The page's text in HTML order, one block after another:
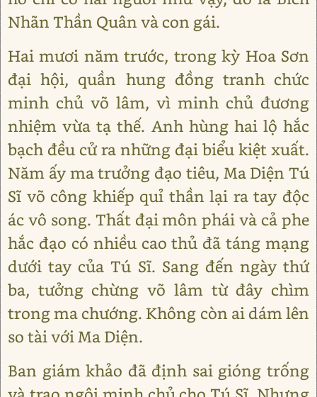
Nhãn Thần Quân và con gái.
Hai mươi năm trước, trong kỳ Hoa Sơn
đại hội, quần hung đồng tranh chức
minh chủ võ lâm, vì minh chủ đương
nhiệm vừa tạ thế. Anh hùng hai lộ hắc
bạch đều cử ra những đại biểu kiệt xuất.
Năm ấy ma trưởng đạo tiêu, Ma Diện Tú
Sĩ võ công khiếp quỉ thần lại ra tay độc
ác vô song. Thất đại môn phái và cả phe
hắc đạo có nhiều cao thủ đã táng mạng
dưới tay của Tú Sĩ. Sang đến ngày thứ
ba, tưởng chừng võ lâm từ đây chìm
trong ma chướng. Không còn ai dám lên
so tài với Ma Diện.
Ban giám khảo đã định sai gióng trống